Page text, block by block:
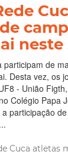
neste
participam de
Desta vez, os
- União
Colégio Papa
participação
Cuca atletas